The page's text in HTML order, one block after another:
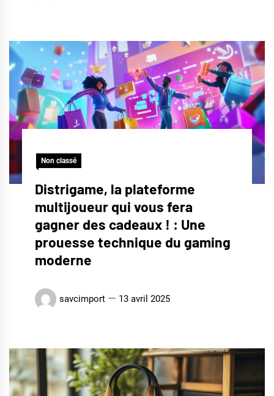
Non classé
Distrigame, la plateforme
multijoueur qui vous fera
gagner des cadeaux ! : Une
prouesse technique du gaming
moderne
savcimport 13 avril 2025